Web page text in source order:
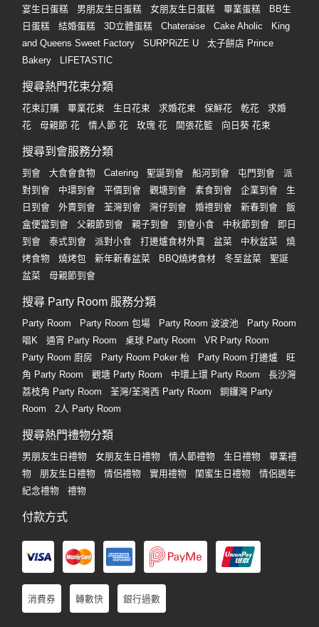
宴生日蛋糕
男朋友生日蛋糕 女朋友生日蛋糕 畢業蛋糕
BB生
日蛋糕
結婚蛋糕 3D立體蛋糕 Chateraise Cake Aholic
King
and Queens Sweet Factory
SURPRiZE U
太子餅店 Prince
Bakery
LIFETASTIC
搜尋熱門花束分類
花束訂購 畢業花束 生日花束 求婚花束 保鮮花 乾花
求婚
花
母親節 花 情人節 花 玫瑰 花 開張花籃 向日葵 花束
搜尋到會服務分類
到會 大食會食物 Catering 聖誕到會 船河到會 屯門到會
派
對到會
中環到會 平價到會 觀塘到會 素食到會 企業到會
生
日到會
外賣到會 荃灣到會 灣仔到會 婚禮到會 新春到會
飯
盒便當到會
父親節到會 親子到會 到會小食 中秋節到會
即日
到會
泰式到會 派對小食 打邊爐食材外賣 盆菜 中秋盆菜
燒
烤食物
燒烤包 新年新春盆菜 BBQ燒烤食材 冬至盆菜
聖誕
盆菜
母親節到會
搜尋 Party Room 服務分類
Party Room Party Room 包場 Party Room 波波池
Party Room
唱K
通宵 Party Room 桌球 Party Room
VR Party Room
Party Room 廚房
Party Room Poker 枱 Party Room 打邊爐
旺
角 Party Room
觀塘 Party Room 中環上環 Party Room
長沙灣
荔枝角 Party Room
荃灣/荃灣西 Party Room
銅鑼灣 Party
Room
2人 Party Room
搜尋熱門禮物分類
男朋友生日禮物 女朋友生日禮物 情人節禮物 生日禮物
畢業禮
物
朋友生日禮物 情侶禮物 實用禮物 閨蜜生日禮物
情侶週年
紀念禮物
禮物
付款方式
消費券 轉數快 銀行過數